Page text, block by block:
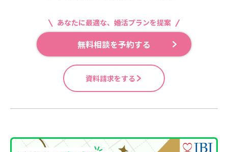
あなたに最適な、婚活プランを提案
無料相談を予約する
資料請求をする